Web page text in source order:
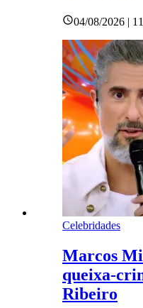
04/08/2026 |
Celebridades
Marcos
queixa-
Ribeiro